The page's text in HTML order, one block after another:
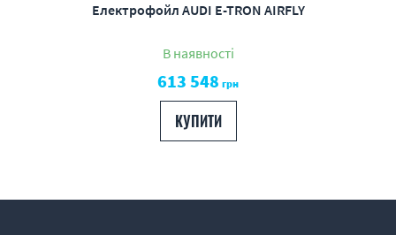
Електрофойл AUDI E-TRON AIRFLY
В наявності
613 548 грн
КУПИТИ